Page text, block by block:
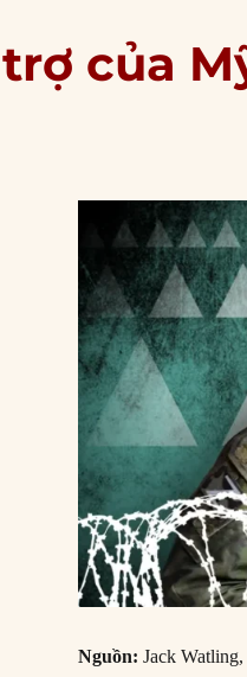
của
Nguồn: Jack Watling,